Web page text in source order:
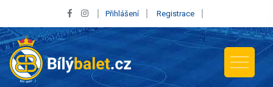
Přihlášení Registrace